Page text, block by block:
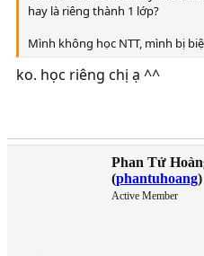
hay là riêng thành 1 lớp?
Mình không học NTT, mình bị
ko. học riêng chị ạ ^^
Phan Tử
(phantuhoang)
Active Member